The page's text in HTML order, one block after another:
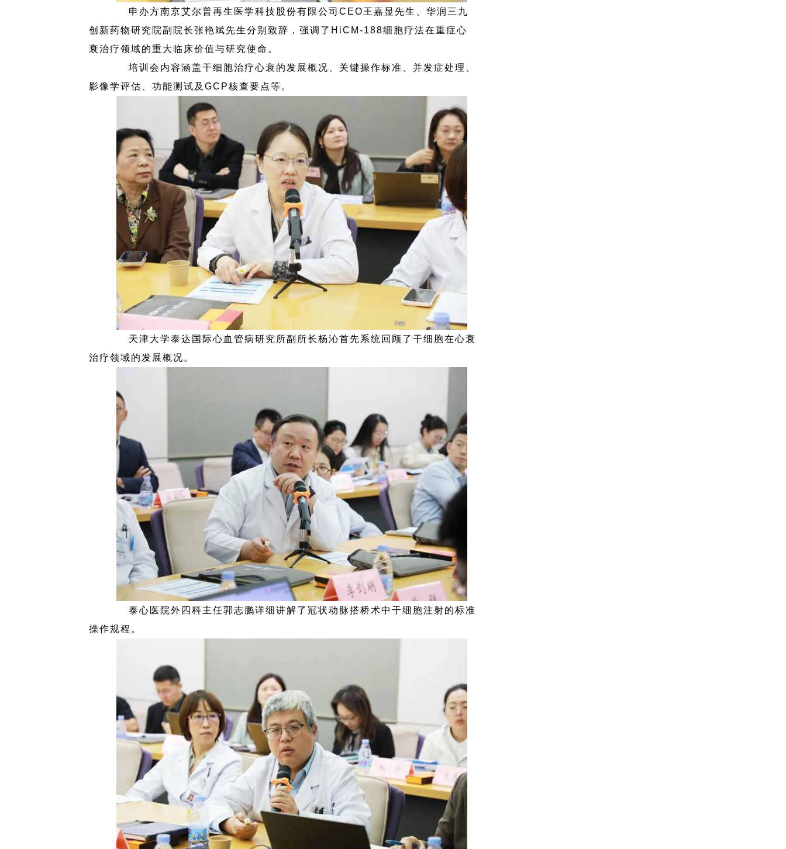
申办方南京艾尔普再生医学科技股份有限公司CEO王嘉显先生、华润三九
创新药物研究院副院长张艳斌先生分别致辞，强调了HiCM-188细胞疗法在重症心
衰治疗领域的重大临床价值与研究使命。
培训会内容涵盖干细胞治疗心衰的发展概况、关键操作标准、并发症处理、
影像学评估、功能测试及 GCP核查要点等。
天津大学泰达国际心血管病研究所副所长杨沁首先系统回顾了干细胞在心衰
治疗领域的发展概况。
泰心医院外四科主任郭志鹏详细讲解了冠状动脉搭桥术中干细胞注射的标准
操作规程。